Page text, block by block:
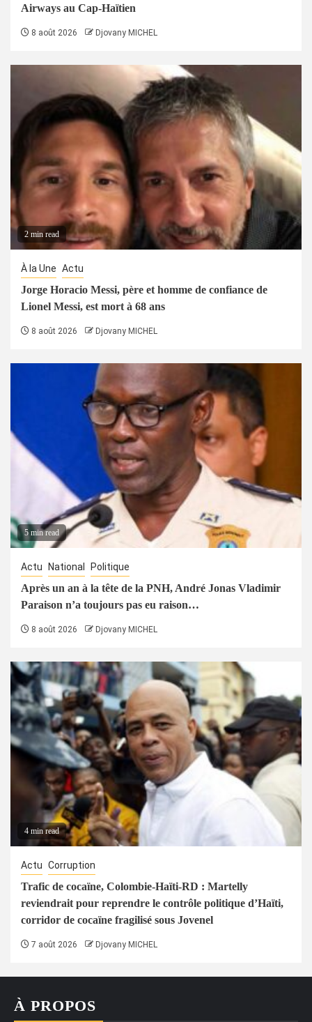
Airways au Cap-Haïtien
8 août 2026 Djovany MICHEL
2 min read
À la Une Actu
Jorge Horacio Messi, père et homme de confiance de
Lionel Messi, est mort à 68 ans
8 août 2026 Djovany MICHEL
5 min read
Actu National Politique
Après un an à la tête de la PNH, André Jonas Vladimir
Paraison n’a toujours pas eu raison…
8 août 2026 Djovany MICHEL
4 min read
Actu Corruption
Trafic de cocaïne, Colombie-Haïti-RD : Martelly
reviendrait pour reprendre le contrôle politique d’Haïti,
corridor de cocaïne fragilisé sous Jovenel
7 août 2026 Djovany MICHEL
À PROPOS